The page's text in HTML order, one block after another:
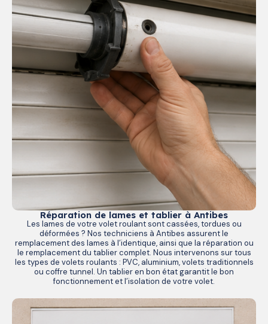
Réparation de lames et tablier à Antibes
Les lames de votre volet roulant sont cassées, tordues ou
déformées ? Nos techniciens à Antibes assurent le
remplacement des lames à l’identique, ainsi que la réparation ou
le remplacement du tablier complet. Nous intervenons sur tous
les types de volets roulants : PVC, aluminium, volets traditionnels
ou coffre tunnel. Un tablier en bon état garantit le bon
fonctionnement et l’isolation de votre volet.